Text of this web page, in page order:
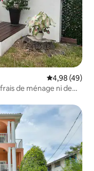
Évaluation
4,98 (49)
de ménage ni de